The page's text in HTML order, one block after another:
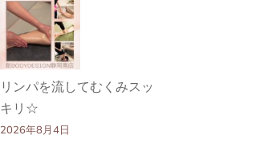
リンパを流してむくみスッ
キリ☆
2026年8月4日